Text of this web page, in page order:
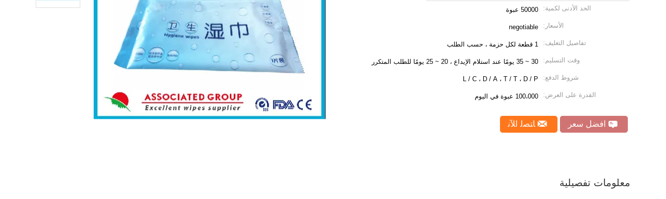
الحد الأدنى لكمية: 50000 عبوة
الأسعار: negotiable
تفاصيل التغليف: 1 قطعة لكل حزمة ، حسب الطلب
وقت التسليم: 30 ~ 35 يومًا عند استلام الإيداع ، 20 ~ 25 يومًا للطلب المتكرر
شروط الدفع: L / C ، D / A ، T / T ، D / P
القدرة على العرض: 100،000 عبوة في اليوم
افضل سعر ﺎﺘﺼﻟ ﺍﻶﻧ
معلومات تفصيلية